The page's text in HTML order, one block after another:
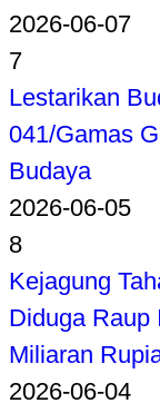
2026-06-07
7
Lestarikan
041/Gamas
Budaya
2026-06-05
8
Kejagung
Diduga Raup
Miliaran
2026-06-04